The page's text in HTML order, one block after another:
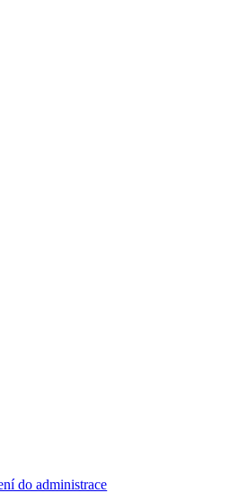
do administrace